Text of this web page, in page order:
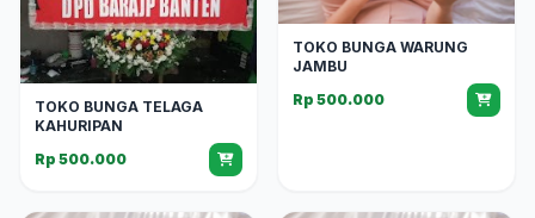
TOKO BUNGA TELAGA
KAHURIPAN
Rp 500.000
TOKO BUNGA WARUNG
JAMBU
Rp 500.000